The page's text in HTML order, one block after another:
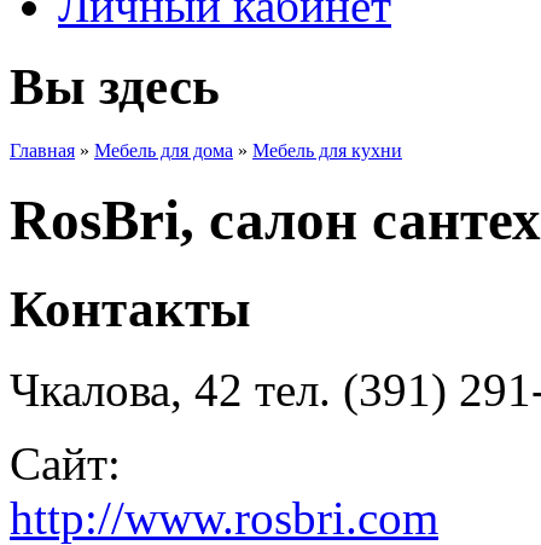
Вы здесь
Главная » Мебель для дома » Мебель для кухни
RosBri, салон
Контакты
Чкалова, 42 тел. (391)
Сайт:
http://www.rosbri.com